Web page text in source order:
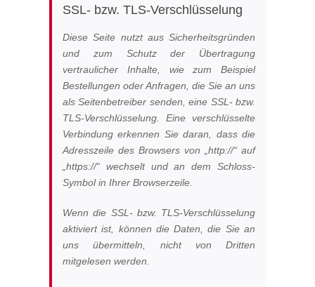
SSL- bzw. TLS-Verschlüsselung
Diese Seite nutzt aus Sicherheitsgründen
und zum Schutz der Übertragung
vertraulicher Inhalte, wie zum Beispiel
Bestellungen oder Anfragen, die Sie an uns
als Seitenbetreiber senden, eine SSL- bzw.
TLS-Verschlüsselung. Eine verschlüsselte
Verbindung erkennen Sie daran, dass die
Adresszeile des Browsers von „http://“ auf
„https://“ wechselt und an dem Schloss-
Symbol in Ihrer Browserzeile.
Wenn die SSL- bzw. TLS-Verschlüsselung
aktiviert ist, können die Daten, die Sie an
uns übermitteln, nicht von Dritten
mitgelesen werden.